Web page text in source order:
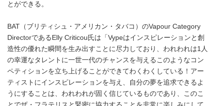
とができる。
BAT（ブリティシュ・アメリカン・タバコ）のVapour Category
DirectorであるElly Criticou氏は「Vypeはインスピレーションと創
造性の優れた瞬間を生み出すことに尽力しており、われわれは1人
の幸運なタレントに一世一代のチャンスを与えるこのようなコン
ペティションを立ち上げることができてわくわくしている！アー
ティストにインスピレーションを与え、自分の夢を追求できるよ
うにすることは、われわれが固く信じているものであり、このこ